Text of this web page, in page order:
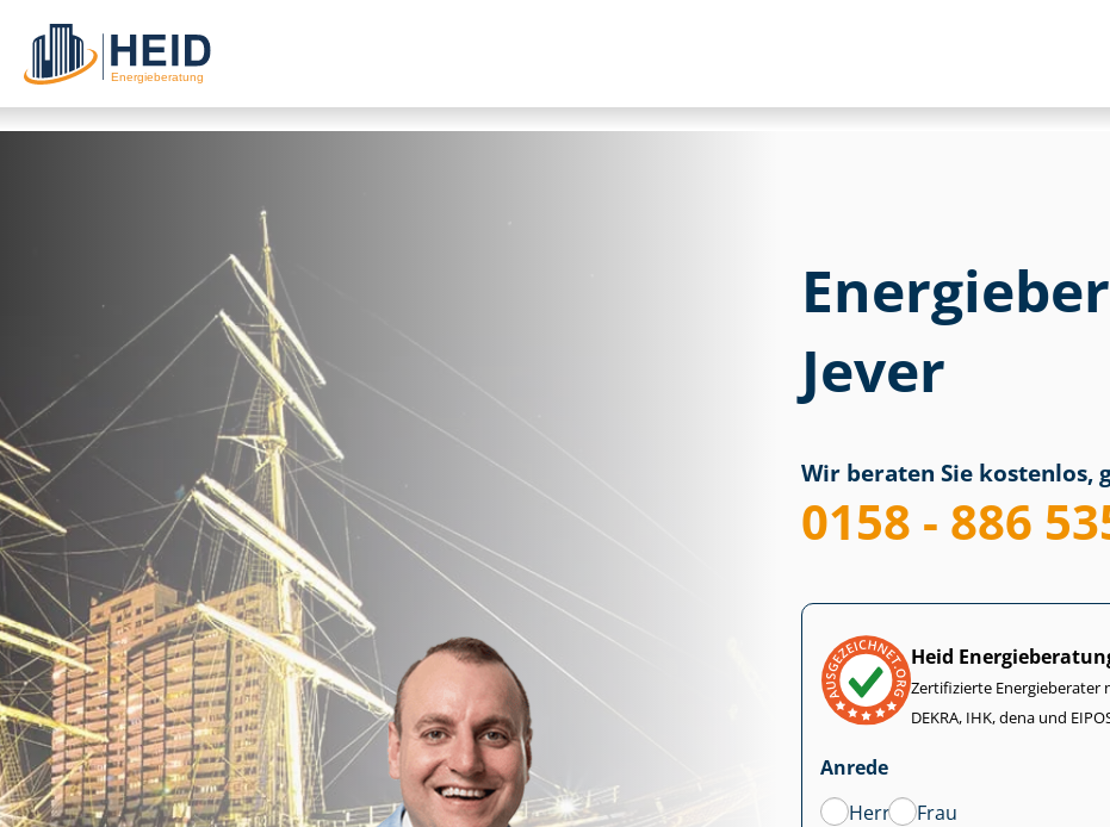
Jever
Wir beraten Sie kostenlos,
0158 - 886
Heid
Zertifizierte Energieberater
DEKRA, IHK, dena und
Anrede
Herr
Frau